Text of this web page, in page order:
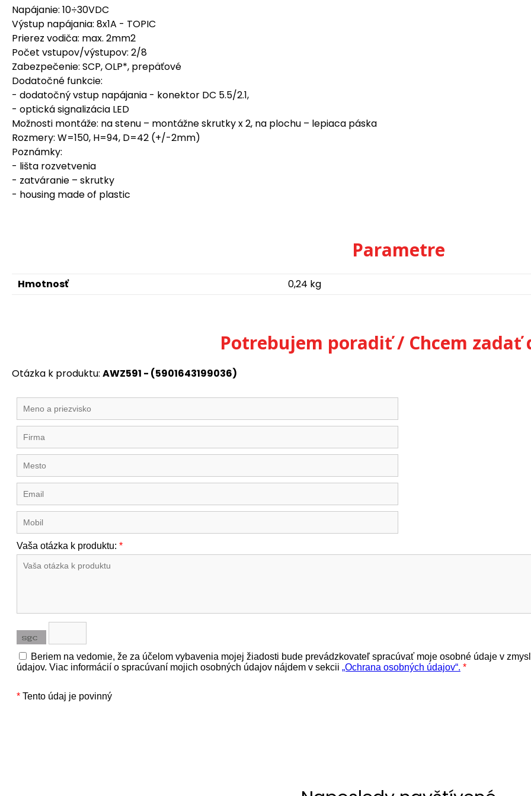
Napájanie: 10÷30VDC
Výstup napájania: 8x1A - TOPIC
Prierez vodiča: max. 2mm2
Počet vstupov/výstupov: 2/8
Zabezpečenie: SCP, OLP*, prepäťové
Dodatočné funkcie:
- dodatočný vstup napájania - konektor DC 5.5/2.1,
- optická signalizácia LED
Možnosti montáže: na stenu – montážne skrutky x 2, na plochu – lepiaca páska
Rozmery: W=150, H=94, D=42 (+/-2mm)
Poznámky:
- lišta rozvetvenia
- zatváranie – skrutky
- housing made of plastic
Parametre
Hmotnosť 0,24 kg
Potrebujem poradiť / Chcem zadať
Otázka k produktu: AWZ591 - (5901643199036)